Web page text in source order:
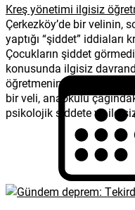
Kreş yönetimi ilgisiz
Çerkezköy’de bir velinin,
yaptığı “şiddet” iddiaları
Çocukların şiddet
konusunda ilgisiz
öğretmenin işine son
bir veli, anaokulu
psikolojik şiddete ve